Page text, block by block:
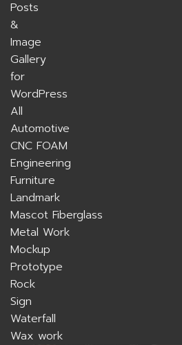
All
Automotive
CNC FOAM
Engineering
Furniture
Landmark
Mascot Fiberglass
Metal Work
Mockup
Prototype
Rock
Sign
Waterfall
Wax work